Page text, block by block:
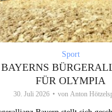
Sport
BAYERNS
FÜR OLYMPIA
30. Juli 2026 von Anton